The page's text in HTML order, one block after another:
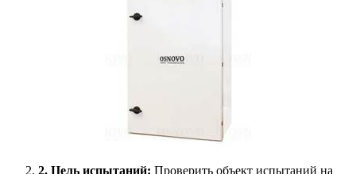
2. Цель испытаний: Проверить объект испытаний на